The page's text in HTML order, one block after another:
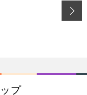
プ